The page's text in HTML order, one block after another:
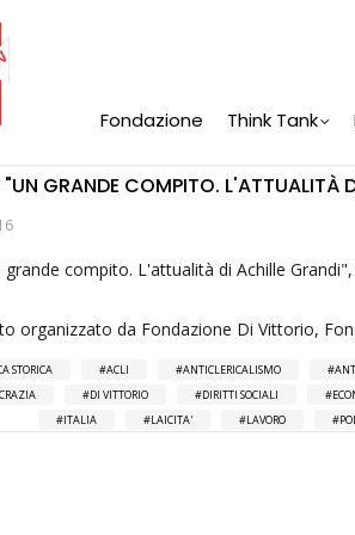
Navigation
Fondazione Think Tank
GRANDE COMPITO. L'ATTUALITÀ
grande compito. L'attualità di Achille
organizzato da Fondazione Di Vittorio,
STORICA ACLI ANTICLERICALISMO
DI VITTORIO DIRITTI SOCIALI
ITALIA
LAICITA' LAVORO